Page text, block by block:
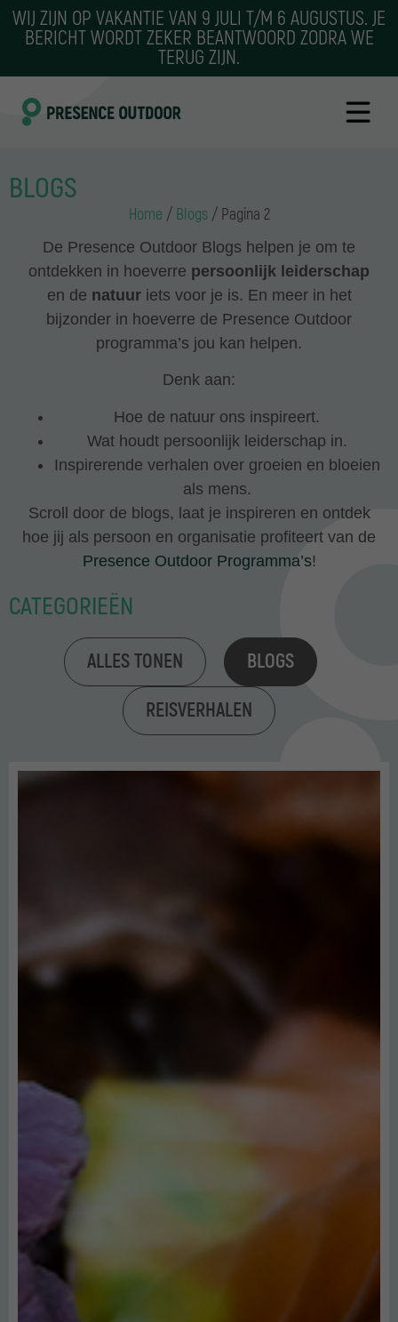
WIJ ZIJN OP VAKANTIE VAN 9 JULI T/M 6 AUGUSTUS. JE
BERICHT WORDT ZEKER BEANTWOORD ZODRA WE
TERUG ZIJN.
BLOGS
Home / Blogs/ Pagina 2
De Presence Outdoor Blogs helpen je om te
ontdekken in hoeverre persoonlijk leiderschap
en de natuuriets voor je is. En meer in het
bijzonder in hoeverre de Presence Outdoor
programma’s jou kan helpen.
Denk aan:
Hoe de natuur ons inspireert.
Wat houdt persoonlijk leiderschap in.
Inspirerende verhalen over groeien en bloeien
als mens.
Scroll door de blogs, laat je inspireren en ontdek
hoe jij als persoon en organisatie profiteert van de
Presence Outdoor Programma’s!
CATEGORIEËN
ALLES TONEN
BLOGS
REISVERHALEN